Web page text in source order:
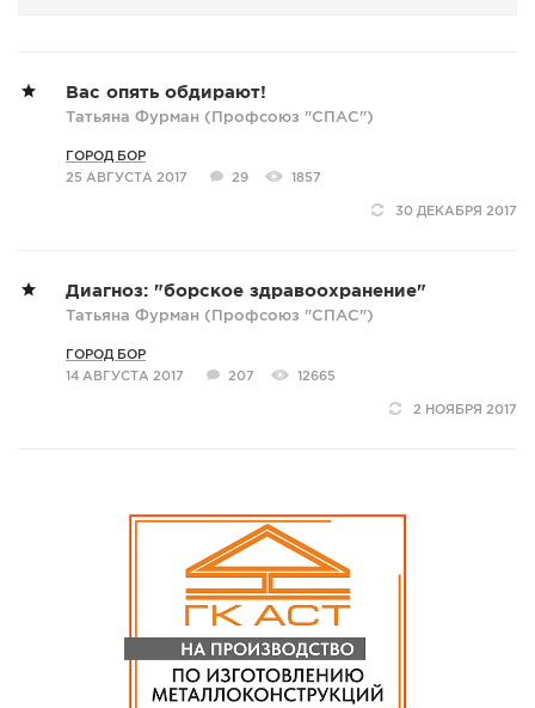
Вас опять обдирают!
Татьяна Фурман (Профсоюз "СПАС")
ГОРОД БОР
25 АВГУСТА 2017
29 1857
30 ДЕКАБРЯ 2017
Диагноз: "борское здравоохранение"
Татьяна Фурман (Профсоюз "СПАС")
ГОРОД БОР
14 АВГУСТА 2017
207 12665
2 НОЯБРЯ 2017